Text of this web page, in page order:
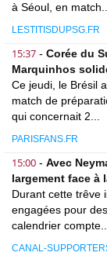
à Séoul, en match...
LESTITISDUPSG.FR
15:37 - Corée du
Marquinhos
Ce jeudi, le Brésil
match de
qui concernait 2...
PARISFANS.FR
15:00 - Avec
largement face à
Durant cette trêve
engagées pour
calendrier compte...
CANAL-